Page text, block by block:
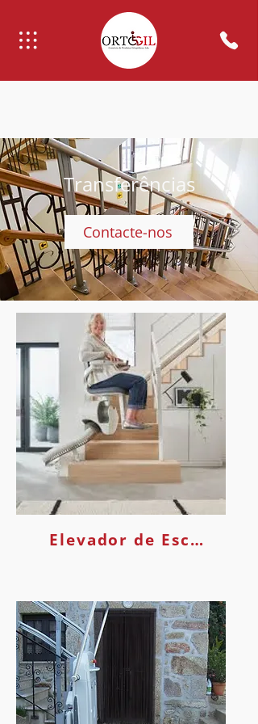
Transferências
Contacte-nos
Elevador de Escadas